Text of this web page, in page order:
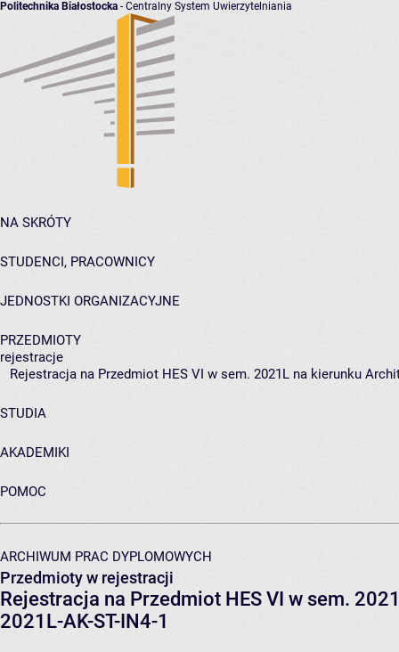
Politechnika Białostocka - Centralny System Uwierzytelniania
NA SKRÓTY
STUDENCI, PRACOWNICY
JEDNOSTKI ORGANIZACYJNE
PRZEDMIOTY
rejestracje
Rejestracja na Przedmiot HES VI w sem. 2021L na kierunku
STUDIA
AKADEMIKI
POMOC
ARCHIWUM PRAC DYPLOMOWYCH
Przedmioty w rejestracji
Rejestracja na Przedmiot HES VI w sem.
2021L-AK-ST-IN4-1